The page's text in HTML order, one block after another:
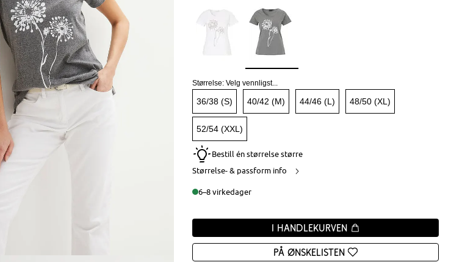
Størrelse:Velg vennligst...
36/38 (S) 40/42 (M) 44/46 (L) 48/50 (XL)
52/54 (XXL)
Bestill én størrelse større
Størrelse- & passform info
6–8 virkedager
I handlekurven
På ønskelisten